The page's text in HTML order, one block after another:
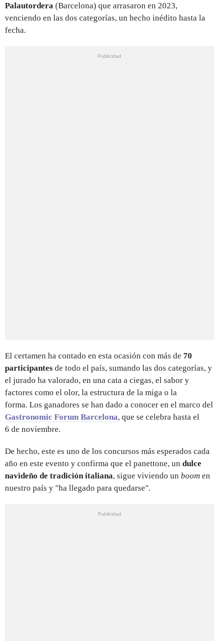
Palautordera (Barcelona) que arrasaron en 2023,
venciendo en las dos categorías, un hecho inédito hasta la
fecha.
El certamen ha contado en esta ocasión con más de 70
participantes de todo el país, sumando las dos categorías, y
el jurado ha valorado, en una cata a ciegas, el sabor y
factores como el olor, la estructura de la miga o la
forma. Los ganadores se han dado a conocer en el marco del
Gastronomic Forum Barcelona, que se celebra hasta el
6 de noviembre.
De hecho, este es uno de los concursos más esperados cada
año en este evento y confirma que el panettone, un dulce
navideño de tradición italiana, sigue viviendo un boom en
nuestro país y "ha llegado para quedarse".